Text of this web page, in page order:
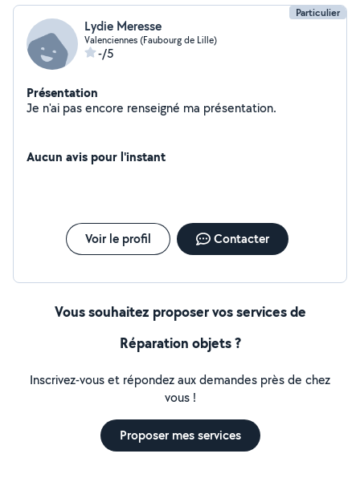
Particulier
Lydie Meresse
Valenciennes (Faubourg de Lille)
-/5
Présentation
Je n'ai pas encore renseigné ma présentation.
Aucun avis pour l'instant
Voir le profil Contacter
Vous souhaitez proposer vos services de
Réparation objets ?
Inscrivez-vous et répondez aux demandes près de chez
vous !
Proposer mes services